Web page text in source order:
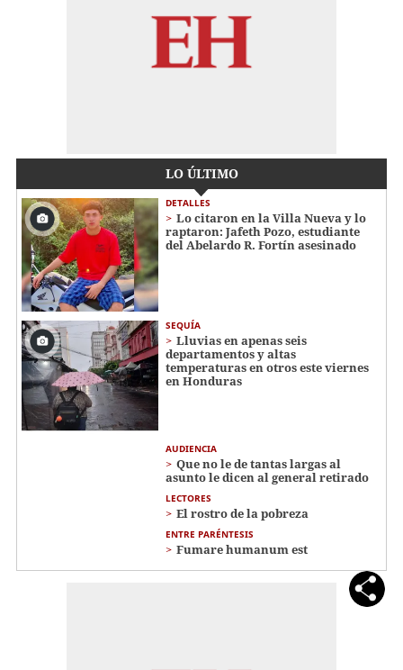
LO ÚLTIMO
DETALLES
Lo citaron en la Villa Nueva y lo
raptaron: Jafeth Pozo, estudiante
del Abelardo R. Fortín asesinado
SEQUÍA
Lluvias en apenas seis
departamentos y altas
temperaturas en otros este viernes
en Honduras
AUDIENCIA
Que no le de tantas largas al
asunto le dicen al general retirado
LECTORES
El rostro de la pobreza
ENTRE PARÉNTESIS
Fumare humanum est